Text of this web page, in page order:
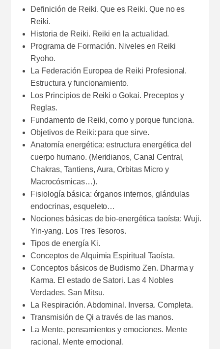
Definición de Reiki. Que es Reiki. Que no es
Reiki.
Historia de Reiki. Reiki en la actualidad.
Programa de Formación. Niveles en Reiki
Ryoho.
La Federación Europea de Reiki Profesional.
Estructura y funcionamiento.
Los Principios de Reiki o Gokai. Preceptos y
Reglas.
Fundamento de Reiki, como y porque funciona.
Objetivos de Reiki: para que sirve.
Anatomía energética: estructura energética del
cuerpo humano. (Meridianos, Canal Central,
Chakras, Tantiens, Aura, Orbitas Micro y
Macrocósmicas…).
Fisiología básica: órganos internos, glándulas
endocrinas, esqueleto…
Nociones básicas de bio-energética taoísta: Wuji.
Yin-yang. Los Tres Tesoros.
Tipos de energía Ki.
Conceptos de Alquimia Espiritual Taoísta.
Conceptos básicos de Budismo Zen. Dharma y
Karma. El estado de Satori. Las 4 Nobles
Verdades. San Mitsu.
La Respiración. Abdominal. Inversa. Completa.
Transmisión de Qi a través de las manos.
La Mente, pensamientos y emociones. Mente
racional. Mente emocional.